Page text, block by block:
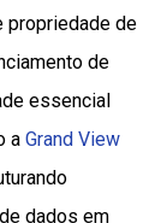
propriedade de
de
essencial
a Grand View
dados em